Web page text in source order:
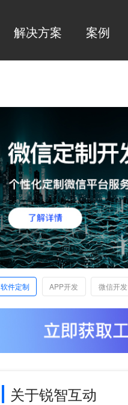
解决方案 案例
软件定制 APP开发 微信开发
关于锐智互动